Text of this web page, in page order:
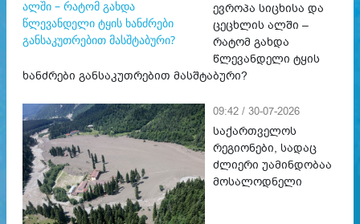
ევროპა სიცხისა და
ცეცხლის ალში –
რატომ გახდა
წლევანდელი ტყის
ხანძრები განსაკუთრებით მასშტაბური?
09:42 / 30-07-2026
საქართველოს
რეგიონები, სადაც
ძლიერი უამინდობაა
მოსალოდნელი